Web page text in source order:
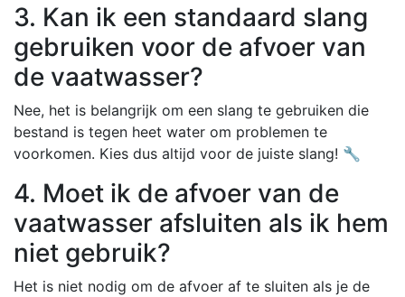
3. Kan ik een standaard slang
gebruiken voor de afvoer van
de vaatwasser?
Nee, het is belangrijk om een slang te gebruiken die
bestand is tegen heet water om problemen te
voorkomen. Kies dus altijd voor de juiste slang! 🔧
4. Moet ik de afvoer van de
vaatwasser afsluiten als ik hem
niet gebruik?
Het is niet nodig om de afvoer af te sluiten als je de